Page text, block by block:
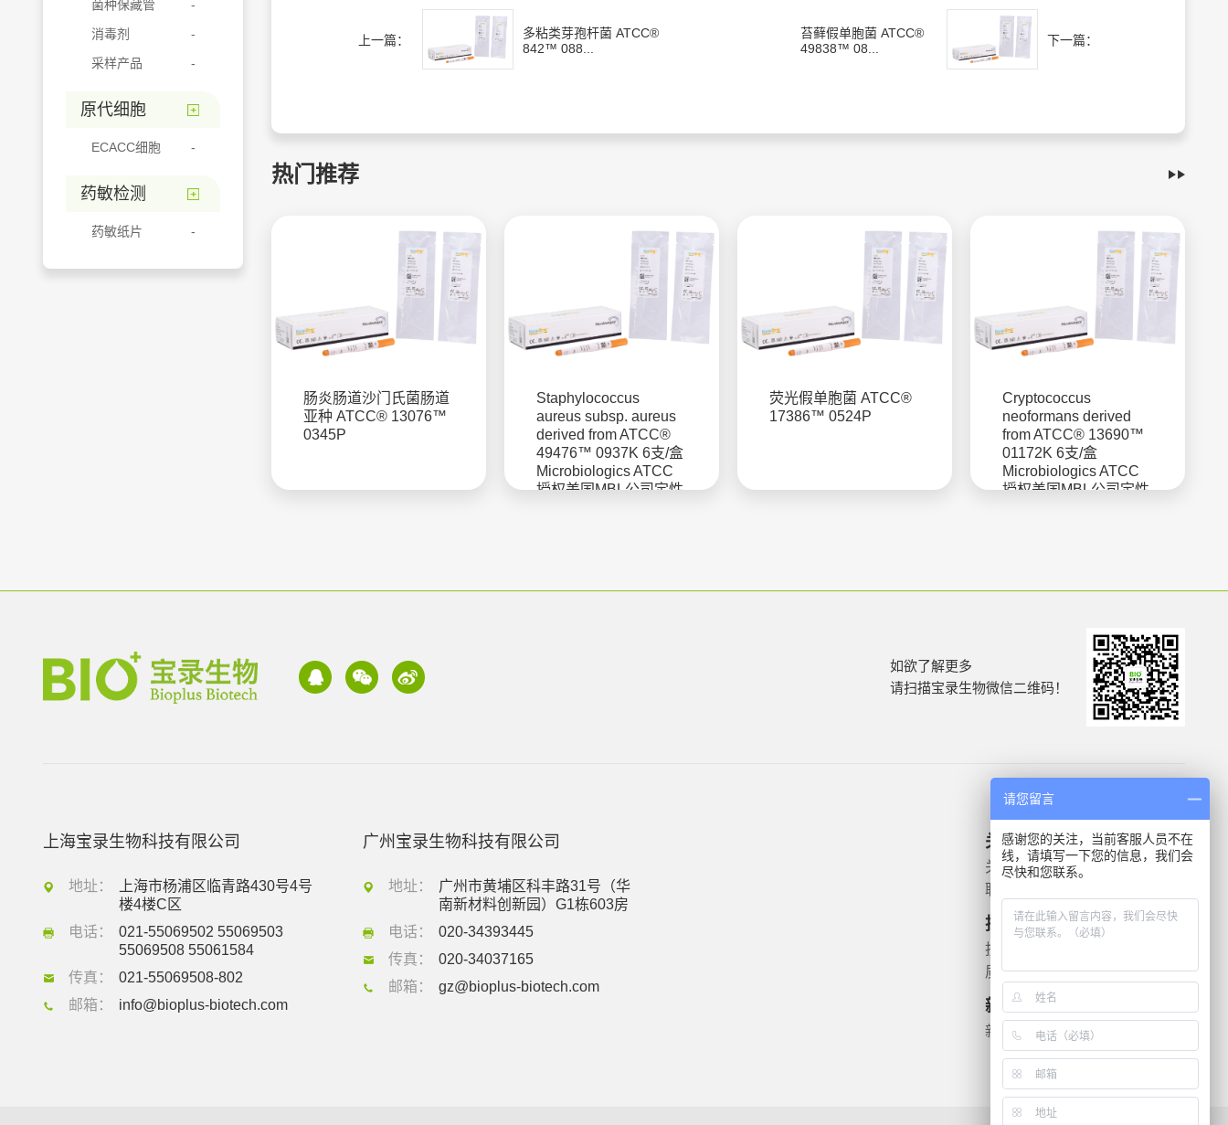
菌种保藏管
消毒剂
采样产品
原代细胞
ECACC细胞
药敏检测
药敏纸片
上一篇：
多粘类芽孢杆菌 ATCC®
842™ 088...
苔藓假单胞菌 ATCC®
49838™ 08...
下一篇：
热门推荐
肠炎肠道沙门氏菌肠道
亚种 ATCC® 13076™
0345P
Staphylococcus
aureus subsp. aureus
derived from ATCC®
49476™ 0937K 6支/盒
Microbiologics ATCC
授权美国MBL公司定性
荧光假单胞菌 ATCC®
17386™ 0524P
Cryptococcus
neoformans derived
from ATCC® 13690™
01172K 6支/盒
Microbiologics ATCC
授权美国MBL公司定性
如欲了解更多
请扫描宝录生物微信二维码！
上海宝录生物科技有限公司
地址：
上海市杨浦区临青路430号4号
楼4楼C区
电话：
021-55069502 55069503
55069508 55061584
传真：
021-55069508-802
邮箱：
info@bioplus-biotech.com
广州宝录生物科技有限公司
地址：
广州市黄埔区科丰路31号（华
南新材料创新园）G1栋603房
电话：
020-34393445
传真：
020-34037165
邮箱：
gz@bioplus-biotech.com
关于我们
关于我们
联系我们
技术支持
技术文档
质检报告
新闻资讯
新闻动态
产品信息
微生物质控菌株
遗传毒理
药敏检测
请您留言
感谢您的关注，当前客服人员不在
线，请填写一下您的信息，我们会
尽快和您联系。